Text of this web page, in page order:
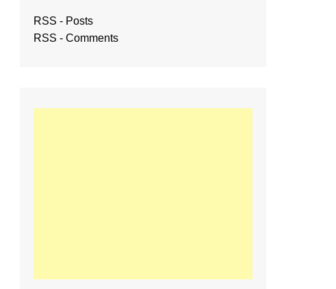
RSS - Posts
RSS - Comments